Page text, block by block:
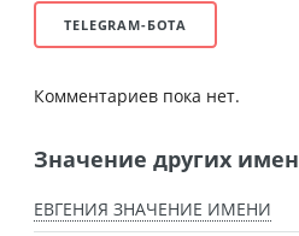
TELEGRAM-БОТА
Комментариев пока нет.
Значение других имен
ЕВГЕНИЯ ЗНАЧЕНИЕ ИМЕНИ